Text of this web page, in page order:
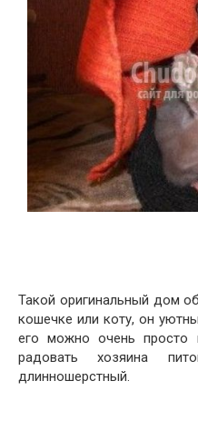
Такой оригинальный дом
кошечке или коту, он
его можно очень просто
радовать хозяина
длинношерстный.